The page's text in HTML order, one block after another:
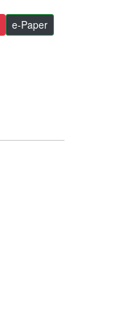
e-Paper